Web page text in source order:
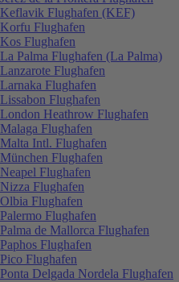
Keflavik Flughafen (KEF)
Korfu Flughafen
Kos Flughafen
La Palma Flughafen (La Palma)
Lanzarote Flughafen
Larnaka Flughafen
Lissabon Flughafen
London Heathrow Flughafen
Malaga Flughafen
Malta Intl. Flughafen
München Flughafen
Neapel Flughafen
Nizza Flughafen
Olbia Flughafen
Palermo Flughafen
Palma de Mallorca Flughafen
Paphos Flughafen
Pico Flughafen
Ponta Delgada Nordela Flughafen